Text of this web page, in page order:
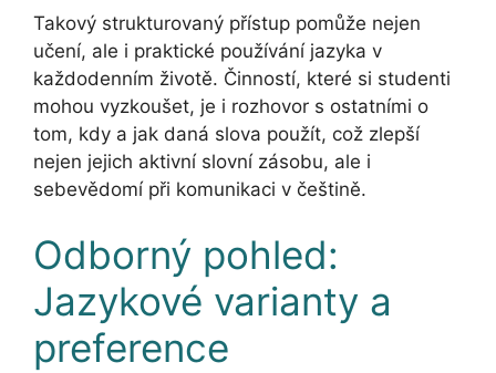
Takový strukturovaný přístup pomůže nejen
učení, ale i praktické používání jazyka v
každodenním životě. Činností, které si studenti
mohou vyzkoušet, je i rozhovor s ostatními o
tom, kdy a jak daná slova použít, což zlepší
nejen jejich aktivní slovní zásobu, ale i
sebevědomí při komunikaci v češtině.
Odborný pohled:
Jazykové varianty a
preference